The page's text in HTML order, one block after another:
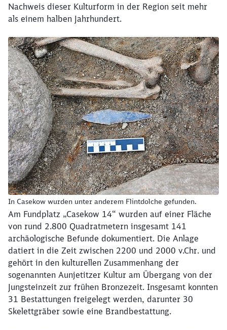
Nachweis dieser Kulturform in der Region seit mehr
als einem halben Jahrhundert.
In Casekow wurden unter anderem Flintdolche gefunden.
Am Fundplatz „Casekow 14“ wurden auf einer Fläche
von rund 2.800 Quadratmetern insgesamt 141
archäologische Befunde dokumentiert. Die Anlage
datiert in die Zeit zwischen 2200 und 2000 v.Chr. und
gehört in den kulturellen Zusammenhang der
sogenannten Aunjetitzer Kultur am Übergang von der
Jungsteinzeit zur frühen Bronzezeit. Insgesamt konnten
31 Bestattungen freigelegt werden, darunter 30
Skelettgräber sowie eine Brandbestattung.